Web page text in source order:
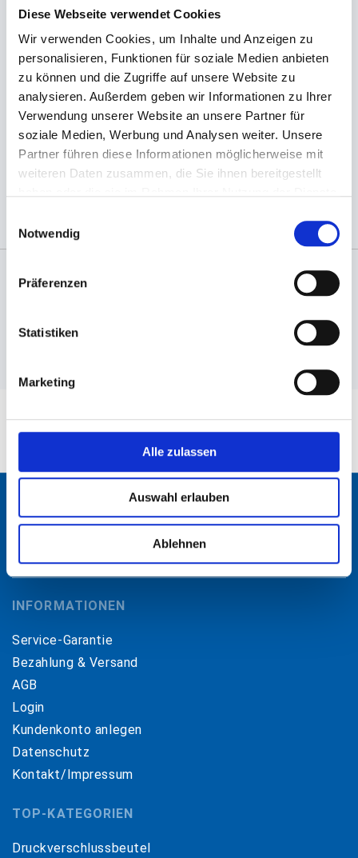
Diese Webseite verwendet Cookies
Wir verwenden Cookies, um Inhalte und Anzeigen zu
personalisieren, Funktionen für soziale Medien anbieten
zu können und die Zugriffe auf unsere Website zu
analysieren. Außerdem geben wir Informationen zu Ihrer
Verwendung unserer Website an unsere Partner für
soziale Medien, Werbung und Analysen weiter. Unsere
Partner führen diese Informationen möglicherweise mit
weiteren Daten zusammen, die Sie ihnen bereitgestellt
Notwendig
Präferenzen
Statistiken
Marketing
Alle zulassen
Auswahl erlauben
Ablehnen
Diese Art von Folie ist perfekt dafür geeignet,
diverse Gegenstände gut geschützt zu
verpacken. Außerdem kann man mit dieser
Luftpolsterfolie, Verpackungen gut ausfüllen und
polstern.
(Abb. evtl. ähnlich, ggf. ohne Dekoration)
Angaben zur Informationspflichten der GPSR
Bullhamm 24-26, D-26441 Jever, info@packpack.de
Unser Angebot richtet sich ausschließlich an
Gewerbetreibende, Industrie, Vereine und Freiberufler.
INFORMATIONEN
Service-Garantie
Bezahlung & Versand
AGB
Login
Kundenkonto anlegen
Datenschutz
Kontakt/Impressum
TOP-KATEGORIEN
Druckverschlussbeutel